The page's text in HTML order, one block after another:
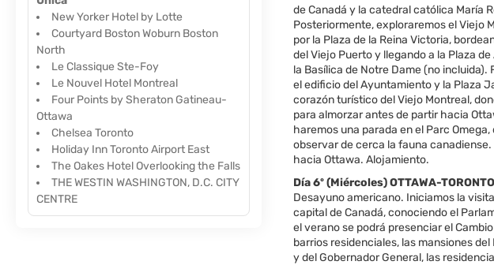
de Canadá y la catedral católica María
Posteriormente, exploraremos el Viejo
por la Plaza de la Reina Victoria,
del Viejo Puerto y llegando a la Plaza
la Basílica de Notre Dame (no incluida).
el edificio del Ayuntamiento y la Plaza
corazón turístico del Viejo Montreal,
para almorzar antes de partir hacia
haremos una parada en el Parc
observar de cerca la fauna
hacia Ottawa. Alojamiento.
Día 6º (Miércoles) OTTAWA-TORONTO
Desayuno americano. Iniciamos la
capital de Canadá, conociendo el
el verano se podrá presenciar el
barrios residenciales, las mansiones del
y del Gobernador General, las
New Yorker Hotel by Lotte
Courtyard Boston Woburn Boston
North
Le Classique Ste-Foy
Le Nouvel Hotel Montreal
Four Points by Sheraton Gatineau-
Ottawa
Chelsea Toronto
Holiday Inn Toronto Airport East
The Oakes Hotel Overlooking the Falls
THE WESTIN WASHINGTON, D.C. CITY
CENTRE